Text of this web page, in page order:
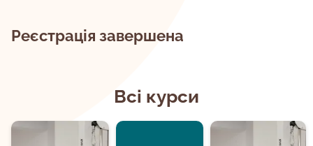
Реєстрація завершена
Всі курси